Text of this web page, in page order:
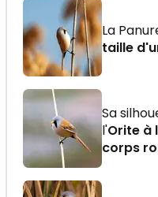
La
taille
Sa
l'Orite à
corps